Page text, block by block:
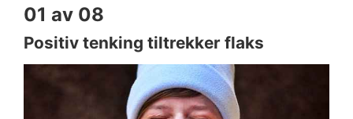
01 av 08
Positiv tenking tiltrekker flaks